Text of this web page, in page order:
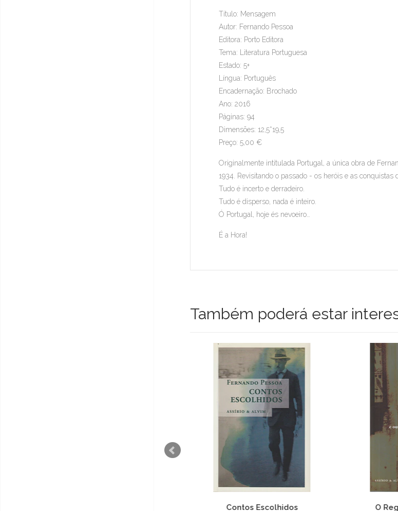
Título: Mensagem
Autor: Fernando Pessoa
Editora: Porto Editora
Tema: Literatura Portuguesa
Estado: 5+
Língua: Português
Encadernação: Brochado
Ano: 2016
Páginas: 94
Dimensões: 12,5*19,5
Preço: 5,00 €
Originalmente intitulada Portugal , a única obra de
1934. Revisitando o passado - os heróis e as
Tudo é incerto e derradeiro.
Tudo é disperso, nada é inteiro.
Ó Portugal, hoje és nevoeiro…
É a Hora!
Também poderá estar
Contos Escolhidos O